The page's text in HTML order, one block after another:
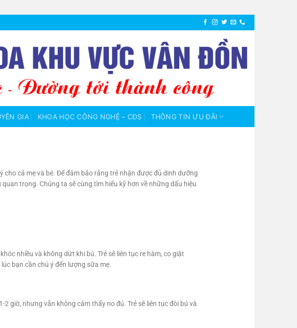
GIA KHOA HỌC CÔNG NGHỆ – CĐS THÔNG TIN ƯU ĐÃI
cả mẹ và bé. Để đảm bảo rằng trẻ nhận được đủ dinh dưỡng
trọng. Chúng ta sẽ cùng tìm hiểu kỹ hơn về những dấu hiệu
nhiều và không dứt khi bú. Trẻ sẽ liên tục re hàm, co giật
bạn cần chú ý đến lượng sữa mẹ.
giờ, nhưng vẫn không cảm thấy no đủ. Trẻ sẽ liên tục đòi bú và